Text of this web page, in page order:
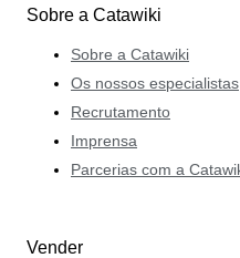
Sobre a Catawiki
Sobre a Catawiki
Os nossos especialistas
Recrutamento
Imprensa
Parcerias com a
Vender